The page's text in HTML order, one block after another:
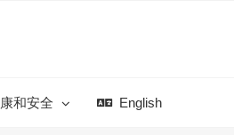
和安全 English